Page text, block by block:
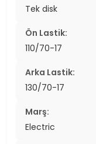
Tek disk
Ön Lastik:
110/70-17
Arka Lastik:
130/70-17
Marş:
Electric